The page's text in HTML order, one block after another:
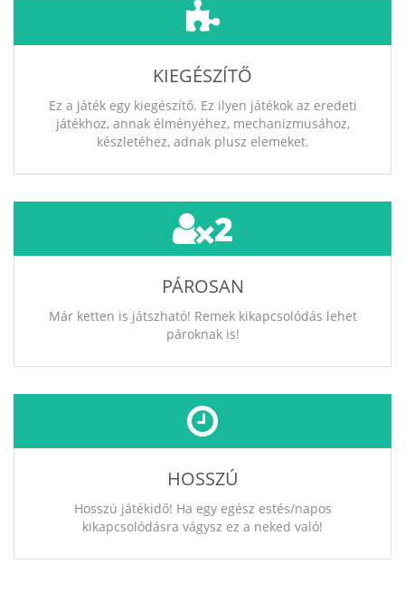
KIEGÉSZÍTŐ
Ez a játék egy kiegészítő. Ez ilyen játékok az eredeti
játékhoz, annak élményéhez, mechanizmusához,
készletéhez, adnak plusz elemeket.
2
PÁROSAN
Már ketten is játszható! Remek kikapcsolódás lehet
pároknak is!
HOSSZÚ
Hosszú játékidő! Ha egy egész estés/napos
kikapcsolódásra vágysz ez a neked való!